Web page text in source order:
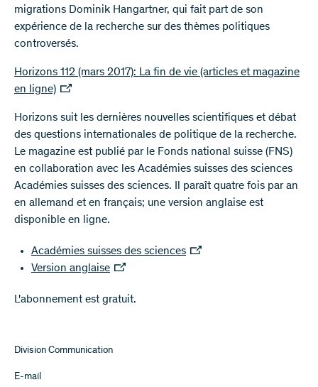
migrations Dominik Hangartner, qui fait part de son
expérience de la recherche sur des thèmes politiques
controversés.
Horizons 112 (mars 2017): La fin de vie (articles et magazine
en ligne)
Horizons suit les dernières nouvelles scientifiques et débat
des questions internationales de politique de la recherche.
Le magazine est publié par le Fonds national suisse (FNS)
en collaboration avec les Académies suisses des sciences
Académies suisses des sciences. Il paraît quatre fois par an
en allemand et en français; une version anglaise est
disponible en ligne.
Académies suisses des sciences
Version anglaise
L'abonnement est gratuit.
Division Communication
E-mail